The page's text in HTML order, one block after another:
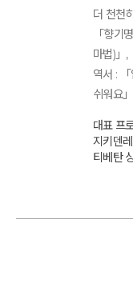
더 천천
「향기
마법)」,
역서 :
쉬워요
대표 프
지키덴
티베탄